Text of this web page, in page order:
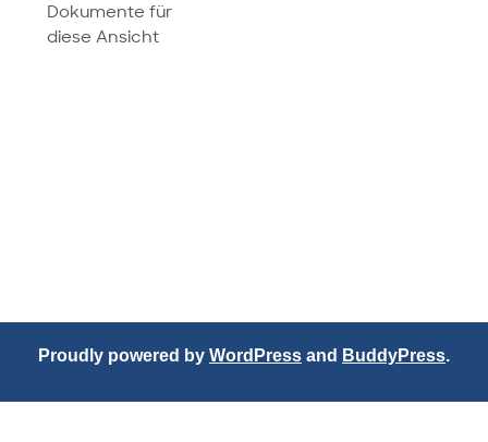
Dokumente für
diese Ansicht
Proudly powered by WordPress and BuddyPress.